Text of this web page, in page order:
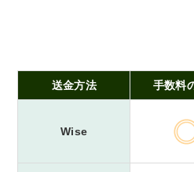
送金方法 手数料
Wise